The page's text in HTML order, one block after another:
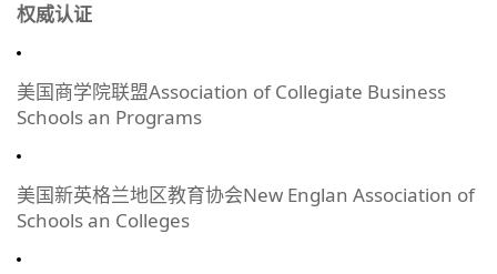
权威认证
美国商学院联盟Association of Collegiate Business
Schools an Programs
美国新英格兰地区教育协会New Englan Association of
Schools an Colleges